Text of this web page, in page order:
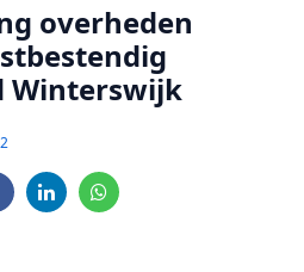
overheden
Winterswijk